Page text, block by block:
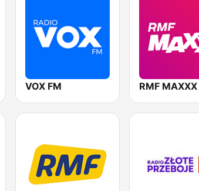
VOX FM RMF MAXXX